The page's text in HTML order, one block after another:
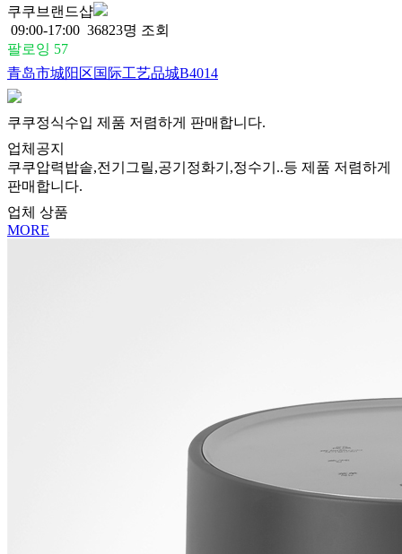
쿠쿠브랜드샵
09:00-17:00 36823명 조회
팔로잉 57
青岛市城阳区国际工艺品城B4014
쿠쿠정식수입 제품 저렴하게 판매합니다.
업체 공지
쿠쿠압력밥솥,전기그릴,공기정화기,정수기..등 제품 저렴하게
판매합니다.
업체 상품
MORE